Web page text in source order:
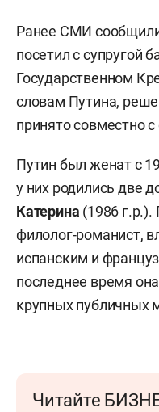
Ранее СМИ
посетил с супругой
Государственном
словам Путина,
принято совместно с
Путин был женат с
у них родились две
Катерина (1986 г.р.).
филолог-романист,
испанским и
последнее время
крупных публичных
Читайте